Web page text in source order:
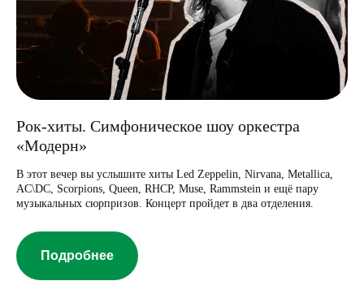
Рок-хиты. Симфоническое шоу оркестра
«Модерн»
В этот вечер вы услышите хиты Led Zeppelin, Nirvana, Metallica,
AC\DC, Scorpions, Queen, RHCP, Muse, Rammstein и ещё пару
музыкальных сюрпризов. Концерт пройдет в два отделения.
Подробнее